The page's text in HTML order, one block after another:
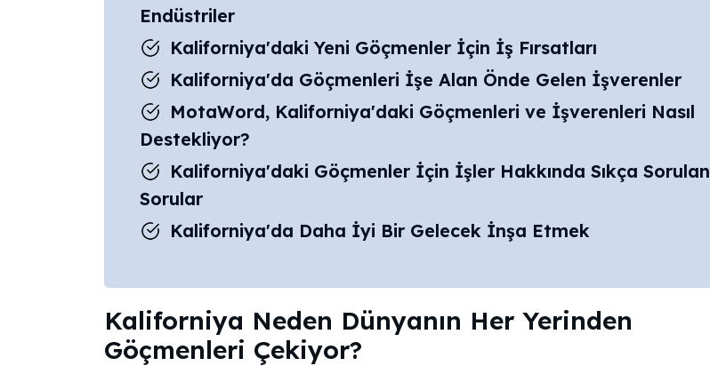
Endüstriler
Kaliforniya'daki Yeni Göçmenler İçin İş Fırsatları
Kaliforniya'da Göçmenleri İşe Alan Önde Gelen İşverenler
MotaWord, Kaliforniya'daki Göçmenleri ve İşverenleri Nasıl
Destekliyor?
Kaliforniya'daki Göçmenler İçin İşler Hakkında Sıkça Sorulan
Sorular
Kaliforniya'da Daha İyi Bir Gelecek İnşa Etmek
Kaliforniya Neden Dünyanın Her Yerinden
Göçmenleri Çekiyor?